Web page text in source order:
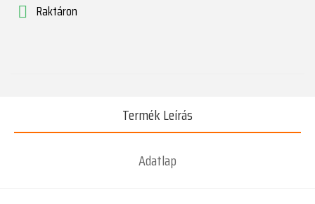
 Raktáron
Termék Leírás
Adatlap